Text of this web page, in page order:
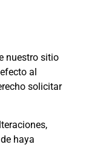
nuestro sitio
al
solicitar
haya